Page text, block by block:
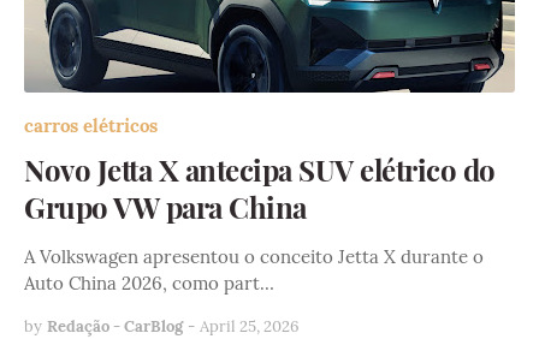
carros elétricos
Novo Jetta X antecipa SUV elétrico do
Grupo VW para China
A Volkswagen apresentou o conceito Jetta X durante o
Auto China 2026, como part…
by Redação - CarBlog - April 25, 2026